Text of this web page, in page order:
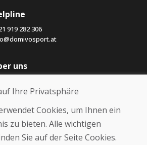
919 282 306
uns
uns
Ihre Privatsphäre
Cookies, um Ihnen ein
zu bieten. Alle wichtigen
Sie auf der Seite Cookies.